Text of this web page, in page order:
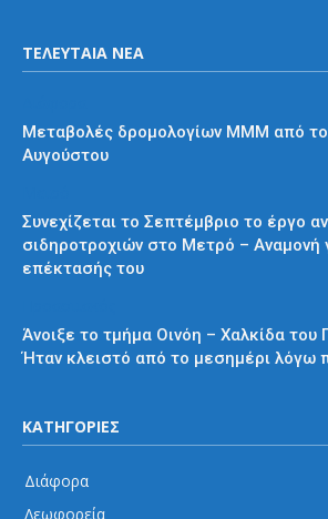
ΤΕΛΕΥΤΑΙΑ ΝΕΑ
Μεταβολές δρομολογίων ΜΜΜ από
Αυγούστου
Συνεχίζεται το Σεπτέμβριο το έργο
σιδηροτροχιών στο Μετρό – Αναμονή
επέκτασής του
Άνοιξε το τμήμα Οινόη – Χαλκίδα του
Ήταν κλειστό από το μεσημέρι λόγω
ΚΑΤΗΓΟΡΙΕΣ
Διάφορα
Λεωφορεία